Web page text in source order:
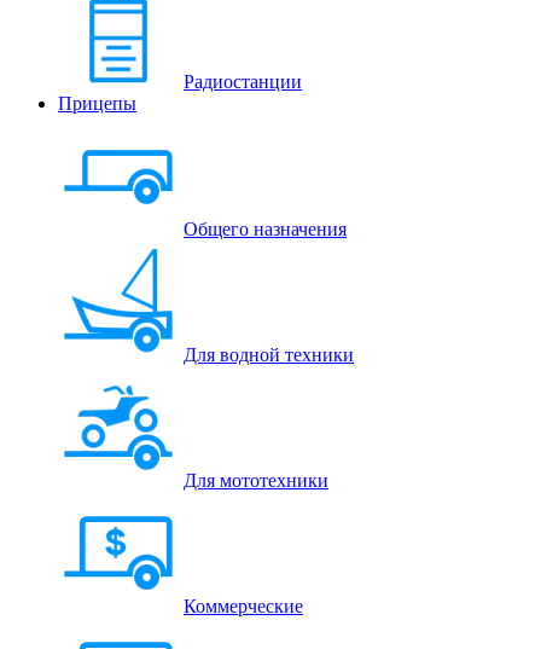
Радиостанции
Прицепы
Общего назначения
Для водной техники
Для мототехники
Коммерческие